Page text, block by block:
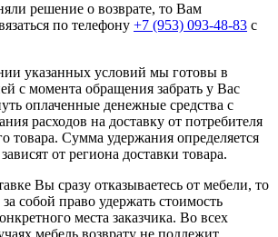
решение о возврате, то Вам
по телефону +7 (953) 093-48-83 с
указанных условий мы готовы в
с момента обращения забрать у Вас
оплаченные денежные средства с
расходов на доставку от потребителя
товара. Сумма удержания определяется
от региона доставки товара.
Вы сразу отказываетесь от мебели, то
собой право удержать стоимость
места заказчика. Во всех